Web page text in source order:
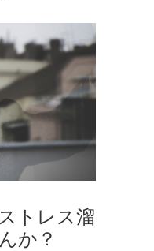
トレス溜
か？